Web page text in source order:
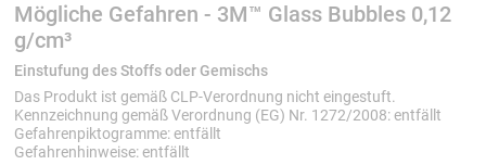
Mögliche Gefahren - 3M™ Glass Bubbles 0,12
g/cm³
Einstufung des Stoffs oder Gemischs
Das Produkt ist gemäß CLP-Verordnung nicht eingestuft.
Kennzeichnung gemäß Verordnung (EG) Nr. 1272/2008: entfällt
Gefahrenpiktogramme: entfällt
Gefahrenhinweise: entfällt